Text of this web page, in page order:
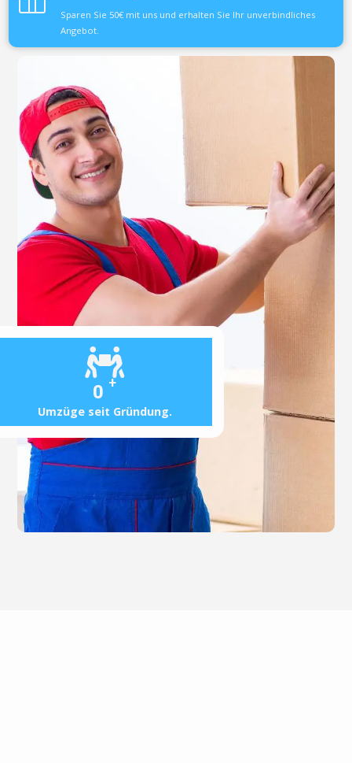
0 +
Umzüge seit Gründung.
Sparen Sie 50€ mit uns und erhalten Sie Ihr unverbindliches
Angebot.